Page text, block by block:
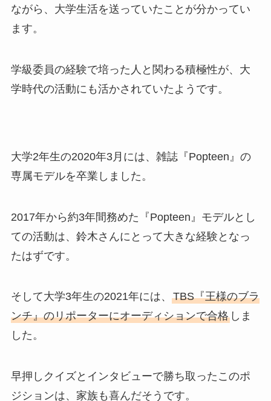
ながら、大学生活を送っていたことが分かってい
ます。
学級委員の経験で培った人と関わる積極性が、大
学時代の活動にも活かされていたようです。
大学2年生の2020年3月には、雑誌『Popteen』の
専属モデルを卒業しました。
2017年から約3年間務めた『Popteen』モデルとし
ての活動は、鈴木さんにとって大きな経験となっ
たはずです。
そして大学3年生の2021年には、 TBS『王様のブラ
ンチ』のリポーターにオーディションで合格しま
した。
早押しクイズとインタビューで勝ち取ったこのポ
ジションは、家族も喜んだそうです。